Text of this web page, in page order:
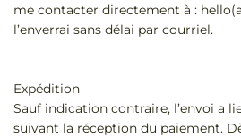
me contacter directement à :
l’enverrai sans délai par courriel.
Expédition
Sauf indication contraire, l’envoi a
suivant la réception du paiement.